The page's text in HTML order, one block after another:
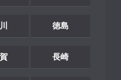
徳島
長崎